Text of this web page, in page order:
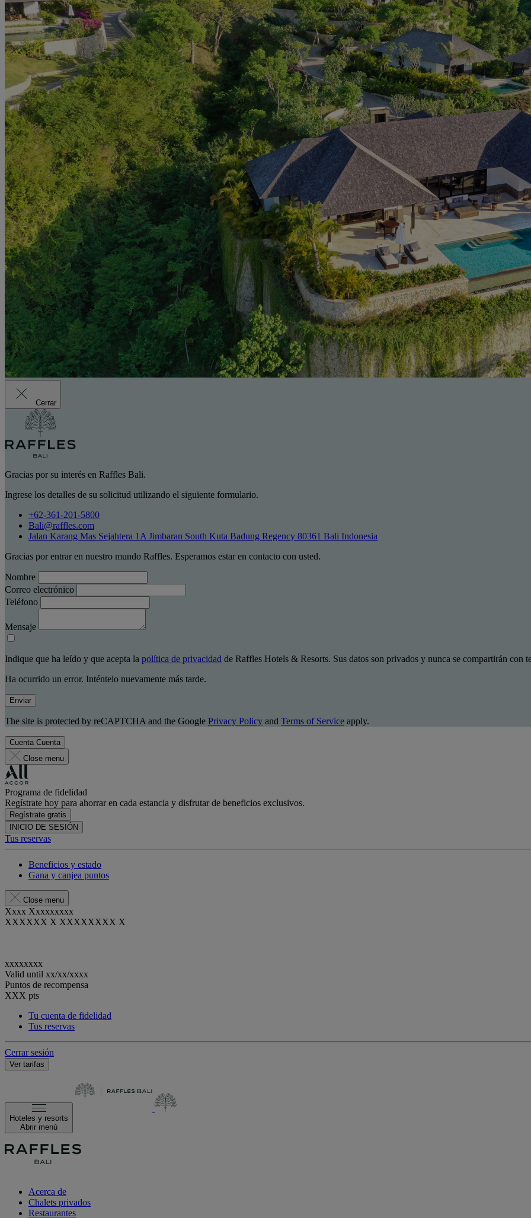
Cerrar
Gracias por su interés en Raffles Bali.
Ingrese los detalles de su solicitud utilizando el siguiente formulario.
+62-361-201-5800
Bali@raffles.com
Jalan Karang Mas Sejahtera 1A Jimbaran South Kuta Badung Regency 80361 Bali Indonesia
Gracias por entrar en nuestro mundo Raffles. Esperamos estar en contacto con usted.
Nombre
Correo electrónico
Teléfono
Mensaje
Indique que ha leído y que acepta la política de privacidad de Raffles Hotels & Resorts. Sus datos son privados y nunca se compartirán con
Ha ocurrido un error. Inténtelo nuevamente más tarde.
Enviar
The site is protected by reCAPTCHA and the Google Privacy Policy and Terms of Service apply.
Cuenta Cuenta
Close menu
Programa de fidelidad
Regístrate hoy para ahorrar en cada estancia y disfrutar de beneficios exclusivos.
Regístrate gratis
INICIO DE SESIÓN
Tus reservas
Beneficios y estado
Gana y canjea puntos
Close menu
Xxxx Xxxxxxxxx
XXXXXX X XXXXXXXX X
xxxxxxxx
Valid until xx/xx/xxxx
Puntos de recompensa
XXX pts
Tu cuenta de fidelidad
Tus reservas
Cerrar sesión
Ver tarifas
Hoteles y resorts
Abrir menú
Acerca de
Chalets privados
Restaurantes